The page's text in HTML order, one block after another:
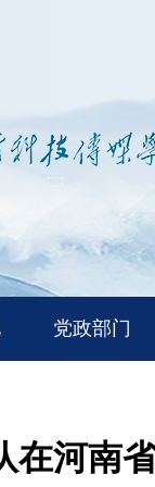
党政部门
在河南